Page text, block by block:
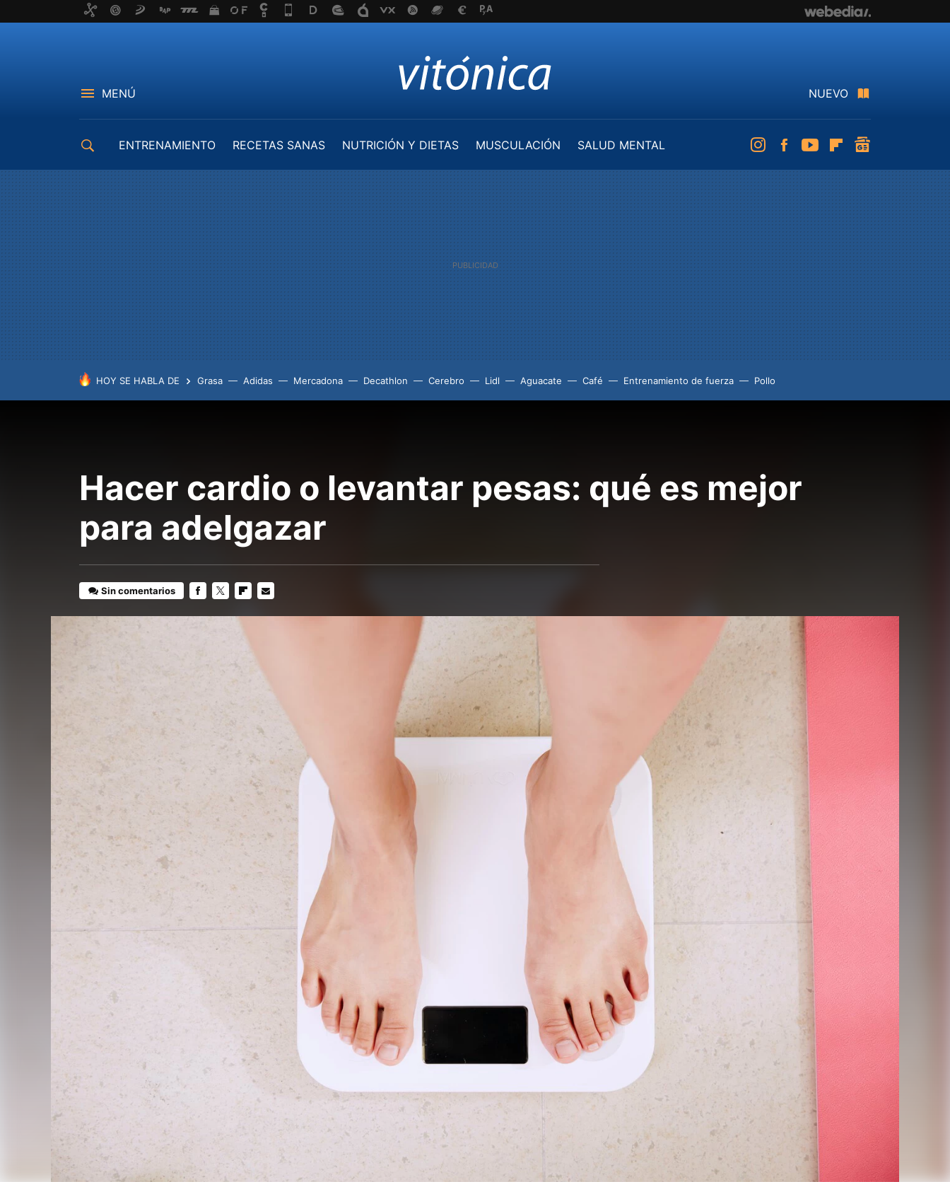
MENÚ NUEVO
ENTRENAMIENTO RECETAS SANAS NUTRICIÓN Y DIETAS MUSCULACIÓN
SALUD MENTAL
InstagramFacebookYoutubeFlipboard
HOY SE HABLA DE Grasa Adidas Mercadona Decathlon Cerebro Lidl Aguacate Café Entrenamiento de fuerza Pollo
Hacer cardio o levantar pesas: qué es mejor
para adelgazar
Sin comentarios